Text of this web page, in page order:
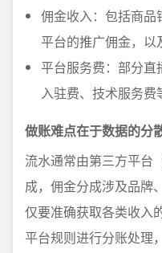
佣金收入：包括商品
平台的推广佣金，以
平台服务费：部分直
入驻费、技术服务费
做账难点在于数据的分
流水通常由第三方平台
成，佣金分成涉及品牌
仅要准确获取各类收入
平台规则进行分账处理